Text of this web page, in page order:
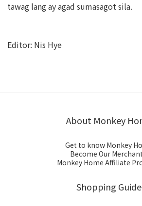
tawag lang ay agad sumasagot sila.
Editor: Nis Hye
About Monkey
Get to know Monkey
Become Our
Monkey Home Affiliate
Shopping Guide